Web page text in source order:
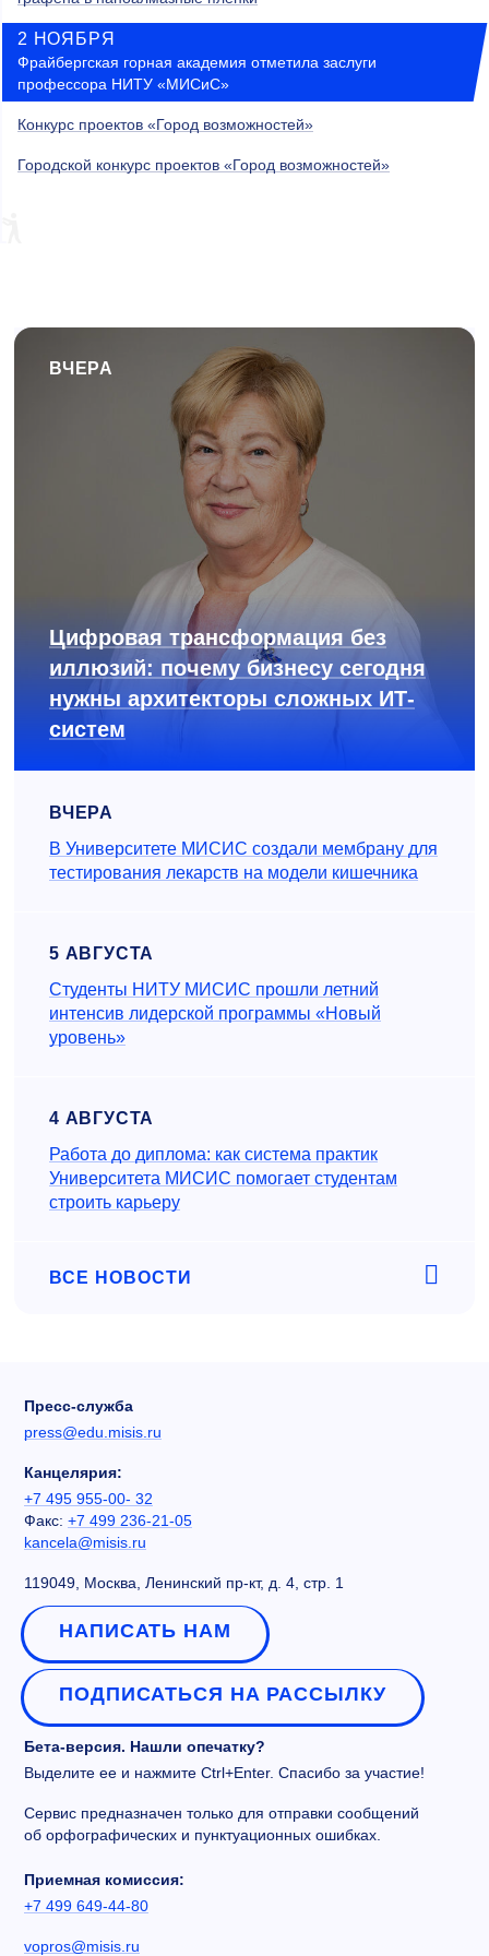
2 НОЯБРЯ
Фрайбергская горная академия отметила заслуги
профессора НИТУ «МИСиС»
Конкурс проектов «Город возможностей»
Городской конкурс проектов «Город возможностей»
ВЧЕРА
Цифровая трансформация без
иллюзий: почему бизнесу сегодня
нужны архитекторы сложных ИТ-
систем
ВЧЕРА
В Университете МИСИС создали мембрану для
тестирования лекарств на модели кишечника
5 АВГУСТА
Студенты НИТУ МИСИС прошли летний
интенсив лидерской программы «Новый
уровень»
4 АВГУСТА
Работа до диплома: как система практик
Университета МИСИС помогает студентам
строить карьеру
ВСЕ НОВОСТИ
Пресс-служба
press@edu.misis.ru
Канцелярия:
+7 495 955-00- 32
Факс: +7 499 236-21-05
kancela@misis.ru
119049, Москва, Ленинский пр-кт, д. 4, стр. 1
НАПИСАТЬ НАМ
ПОДПИСАТЬСЯ НА РАССЫЛКУ
Бета-версия. Нашли опечатку?
Выделите ее и нажмите Ctrl+Enter. Спасибо за участие!
Сервис предназначен только для отправки сообщений
об орфографических и пунктуационных ошибках.
Приемная комиссия:
+7 499 649-44-80
vopros@misis.ru